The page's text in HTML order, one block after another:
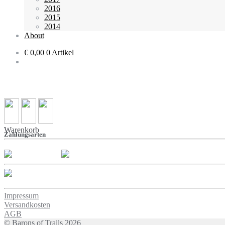
2016
2015
2014
About
€ 0,00 0 Artikel
Warenkorb
Zahlungsarten
Impressum
Versandkosten
AGB
© Barons of Trails 2026